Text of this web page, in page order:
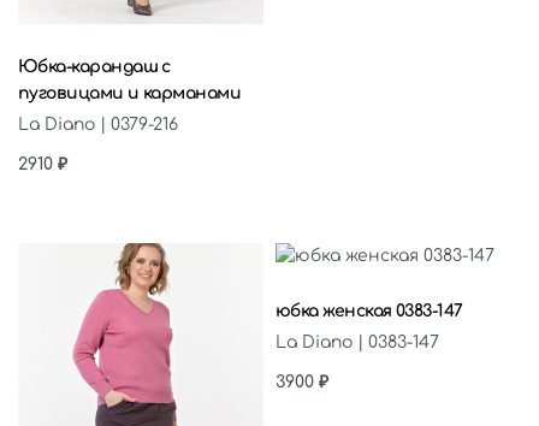
Юбка-карандаш с
пуговицами и карманами
La Diano | 0379-216
2910 ₽
юбка женская 0383-147
La Diano | 0383-147
3900 ₽